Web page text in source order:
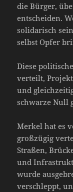
die Bürger,
entscheiden.
solidarisch
selbst Opfer
Diese
verteilt,
und
schwarze Null
Merkel hat es
großzügig
Straßen,
und
wurde
verschleppt,